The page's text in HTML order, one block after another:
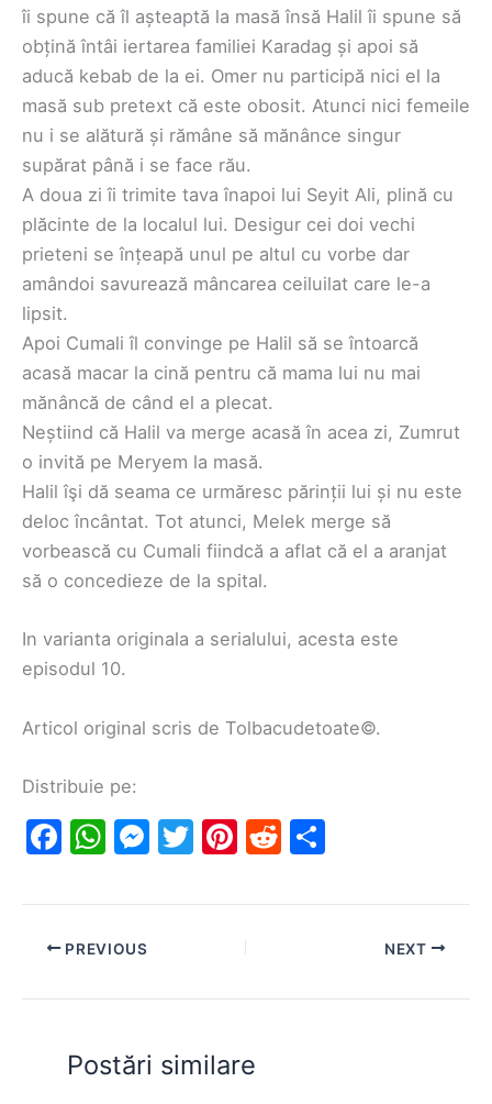
îi spune că îl așteaptă la masă însă Halil îi spune să
obțină întâi iertarea familiei Karadag și apoi să
aducă kebab de la ei. Omer nu participă nici el la
masă sub pretext că este obosit. Atunci nici femeile
nu i se alătură și rămâne să mănânce singur
supărat până i se face rău.
A doua zi îi trimite tava înapoi lui Seyit Ali, plină cu
plăcinte de la localul lui. Desigur cei doi vechi
prieteni se înțeapă unul pe altul cu vorbe dar
amândoi savurează mâncarea ceiluilat care le-a
lipsit.
Apoi Cumali îl convinge pe Halil să se întoarcă
acasă macar la cină pentru că mama lui nu mai
mănâncă de când el a plecat.
Neștiind că Halil va merge acasă în acea zi, Zumrut
o invită pe Meryem la masă.
Halil îşi dă seama ce urmăresc părinții lui și nu este
deloc încântat. Tot atunci, Melek merge să
vorbească cu Cumali fiindcă a aflat că el a aranjat
să o concedieze de la spital.
In varianta originala a serialului, acesta este
episodul 10.
Articol original scris de Tolbacudetoate©.
Distribuie pe:
F
c
e
o
o
k
W
at
s
p
p
M
s
n
g
er
T
itt
Pi
er
e
R
d ar
PREVIOUS NEXT
Postări similare